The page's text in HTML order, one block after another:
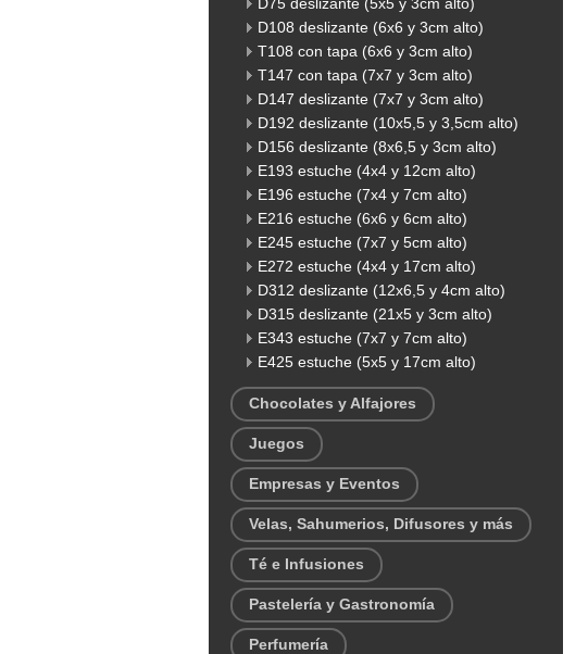
D108 deslizante (6x6 y 3cm alto)
T108 con tapa (6x6 y 3cm alto)
T147 con tapa (7x7 y 3cm alto)
D147 deslizante (7x7 y 3cm alto)
D192 deslizante (10x5,5 y 3,5cm alto)
D156 deslizante (8x6,5 y 3cm alto)
E193 estuche (4x4 y 12cm alto)
E196 estuche (7x4 y 7cm alto)
E216 estuche (6x6 y 6cm alto)
E245 estuche (7x7 y 5cm alto)
E272 estuche (4x4 y 17cm alto)
D312 deslizante (12x6,5 y 4cm alto)
D315 deslizante (21x5 y 3cm alto)
E343 estuche (7x7 y 7cm alto)
E425 estuche (5x5 y 17cm alto)
Chocolates y Alfajores
Juegos
Empresas y Eventos
Velas, Sahumerios, Difusores y más
Té e Infusiones
Pastelería y Gastronomía
Perfumería